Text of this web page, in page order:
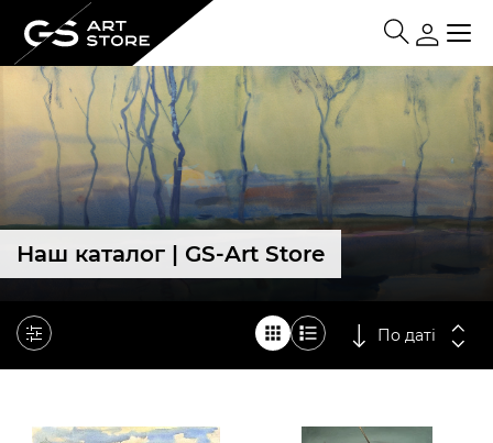
Наш каталог | GS-Art Store
По даті